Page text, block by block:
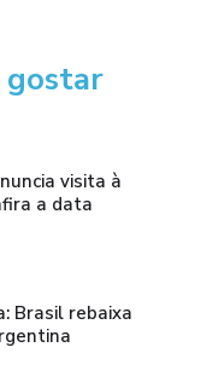
gostar
visita à
a data
Brasil rebaixa